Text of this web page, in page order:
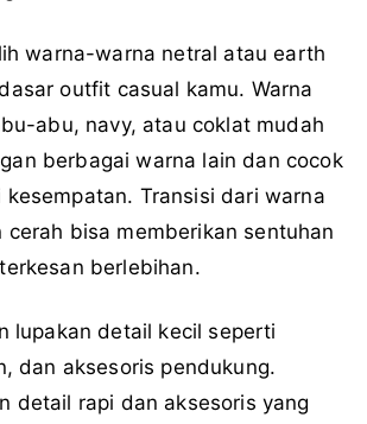
warna-warna netral atau earth
outfit casual kamu. Warna
abu, navy, atau coklat mudah
berbagai warna lain dan cocok
Transisi dari warna
cerah bisa memberikan sentuhan
berlebihan.
lupakan detail kecil seperti
dan aksesoris pendukung.
detail rapi dan aksesoris yang